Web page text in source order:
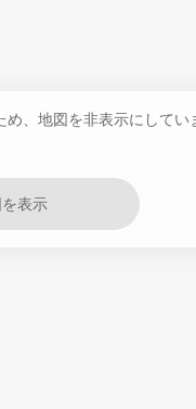
、地図を非表示にしてい
表示